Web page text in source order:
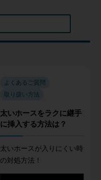
よくあるご質問
取り扱い方法
太いホースをラクに継手
に挿入する方法は？
太いホースが入りにくい時
の対処方法！